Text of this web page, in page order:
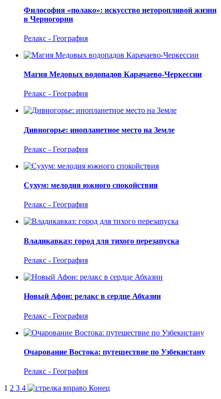
Философия «полако»: искусство неторопливой жизни
в Черногории
Релакс - География
Магия Медовых водопадов Карачаево-Черкессии
Релакс - География
Дивногорье: инопланетное место на Земле
Релакс - География
Сухум: мелодия южного спокойствия
Релакс - География
Владикавказ: город для тихого перезапуска
Релакс - География
Новый Афон: релакс в сердце Абхазии
Релакс - География
Очарование Востока: путешествие по Узбекистану
Релакс - География
1 2 3 4
Конец